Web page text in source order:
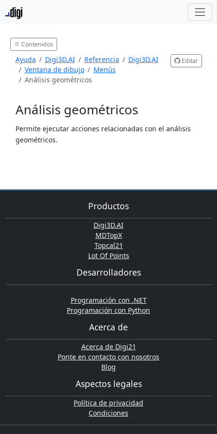
Contenidos
Ayuda Digi3D.AI Referencia
Digi3D.AI
Ventana de dibujo
Menús
Análisis geométricos
Editar
Análisis geométricos
Permite ejecutar acciones relacionadas con el análisis
geométricos.
Productos
Digi3D.AI
MDTopX
Topcal21
Lot Of Points
Desarrolladores
Programación con .NET
Programación con Python
Acerca de
Acerca de Digi21
Ponte en contacto con nosotros
Blog
Aspectos legales
Política de privacidad
Condiciones